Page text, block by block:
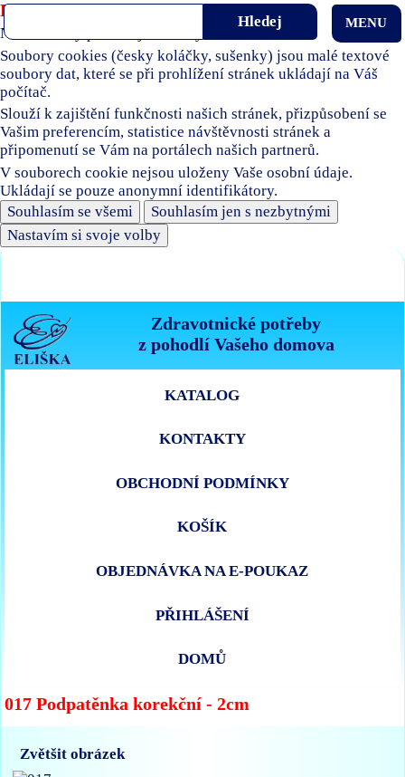
Používáme soubory cookies
Naše stránky používají soubory cookies.
Soubory cookies (česky koláčky, sušenky) jsou malé textové
soubory dat, které se při prohlížení stránek ukládají na Váš
počítač.
Slouží k zajištění funkčnosti našich stránek, přizpůsobení se
Vašim preferencím, statistice návštěvnosti stránek a
připomenutí se Vám na portálech našich partnerů.
V souborech cookie nejsou uloženy Vaše osobní údaje.
Ukládají se pouze anonymní identifikátory.
Souhlasím se všemi
Souhlasím jen s nezbytnými
Nastavím si svoje volby
Zdravotnické potřeby
z pohodlí Vašeho domova
MENU
KATALOG
KONTAKTY
OBCHODNÍ PODMÍNKY
KOŠÍK
OBJEDNÁVKA NA E-POUKAZ
PŘIHLÁŠENÍ
DOMŮ
017 Podpatěnka korekční - 2cm
Zvětšit obrázek